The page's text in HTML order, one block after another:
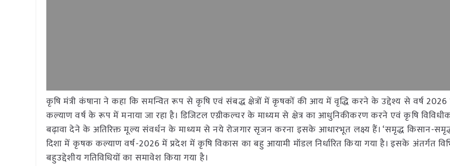
कृषि मंत्री कंषाना ने कहा कि समन्वित रूप से कृषि एवं संबद्ध क्षेत्रों में कृषकों की आय में वृद्धि करने के उद्देश्य से वर्ष
कल्याण वर्ष के रूप में मनाया जा रहा है। डिजिटल एग्रीकल्चर के माध्यम से क्षेत्र का आधुनिकीकरण करने एवं कृषि
बढ़ावा देने के अतिरिक्त मूल्य संवर्धन के माध्यम से नये रोजगार सृजन करना इसके आधारभूत लक्ष्य हैं। ‘समृद्ध किसान-
दिशा में कृषक कल्याण वर्ष-2026 में प्रदेश में कृषि विकास का बहु आयामी मॉडल निर्धारित किया गया है। इसके अंतर्गत
बहुउद्देशीय गतिविधियों का समावेश किया गया है।